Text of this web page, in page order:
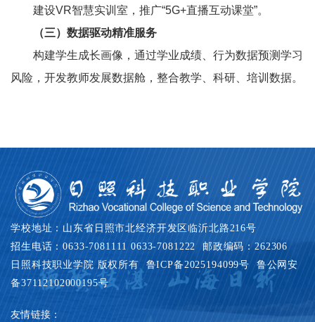
建设VR智慧实训室，推广“5G+直播互动课堂”。
（三）数据驱动精准服务
构建学生成长画像，通过学业成绩、行为数据预测学习
风险，开发教师发展数据舱，整合教学、科研、培训数据。
学校地址：山东省日照市北经济开发区临沂北路216号
招生电话：0633-7081111 0633-7081222 邮政编码：262306
日照科技职业学院 版权所有 鲁ICP备2025194099号
鲁公网安
备37112102000195号
友情链接：